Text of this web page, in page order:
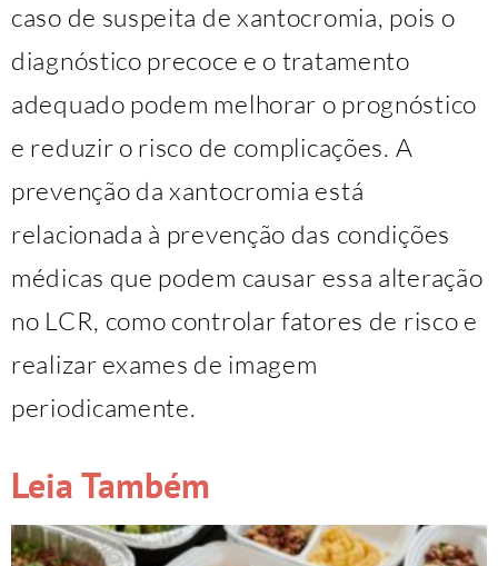
caso de suspeita de xantocromia, pois o
diagnóstico precoce e o tratamento
adequado podem melhorar o prognóstico
e reduzir o risco de complicações. A
prevenção da xantocromia está
relacionada à prevenção das condições
médicas que podem causar essa alteração
no LCR, como controlar fatores de risco e
realizar exames de imagem
periodicamente.
Leia Também